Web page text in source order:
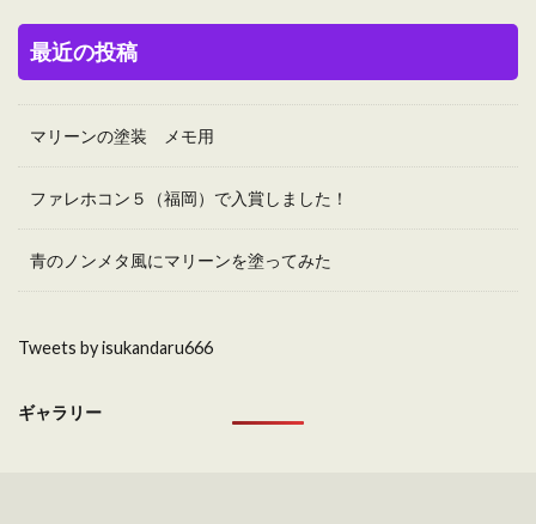
最近の投稿
マリーンの塗装 メモ用
ファレホコン５（福岡）で入賞しました！
青のノンメタ風にマリーンを塗ってみた
Tweets by isukandaru666
ギャラリー